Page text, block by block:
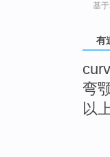
基
有
弯
以